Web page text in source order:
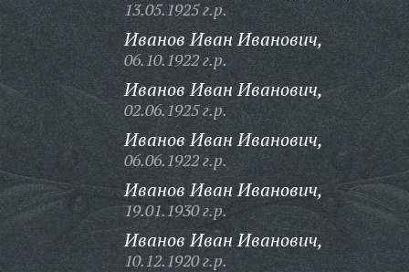
13.05.1925 г.р.
Иванов Иван Иванович,
06.10.1922 г.р.
Иванов Иван Иванович,
02.06.1925 г.р.
Иванов Иван Иванович,
06.06.1922 г.р.
Иванов Иван Иванович,
19.01.1930 г.р.
Иванов Иван Иванович,
10.12.1920 г.р.